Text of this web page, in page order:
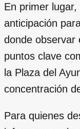
En primer
anticipación
donde observar
puntos clave
la Plaza del
concentración
Para quienes